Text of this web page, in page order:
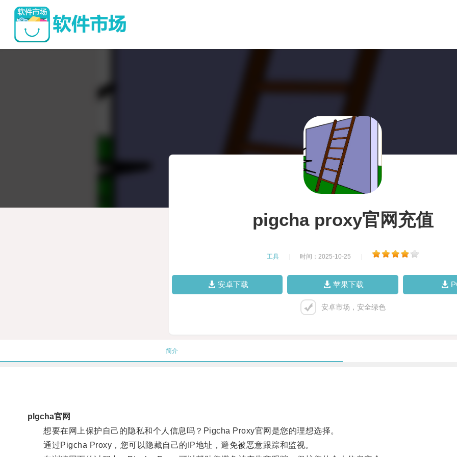
pigcha proxy官网充值
工具 时间：2025-10-25
安卓下载 苹果下载
安卓市场，安全绿色
简介
plgcha官网
想要在网上保护自己的隐私和个人信息吗？Pigcha Proxy官网是您的理想选择。
通过Pigcha Proxy，您可以隐藏自己的IP地址，避免被恶意跟踪和监视。